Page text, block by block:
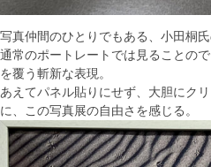
写真仲間のひとりでもある、小田桐氏
通常のポートレートでは見ることの
を覆う斬新な表現。
あえてパネル貼りにせず、大胆にク
に、この写真展の自由さを感じる。